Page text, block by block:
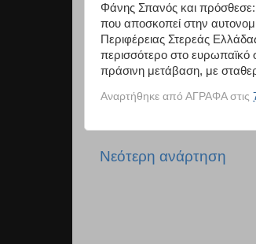
Φάνης Σπανός και πρόσθεσε:
που αποσκοπεί στην
Περιφέρειας Στερεάς
περισσότερο στο ευρωπαϊκό
πράσινη μετάβαση, με
Αναρτήθηκε από ΑΓΡΑΦΑ στις
Νεότερη ανάρτηση